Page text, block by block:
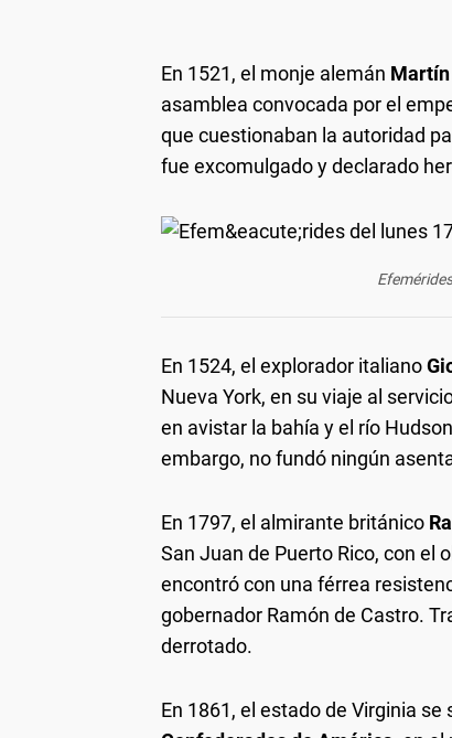
En 1521, el monje alemán
asamblea convocada por el
que cuestionaban la autoridad
fue excomulgado y declarado
En 1524, el explorador italiano
Nueva York, en su viaje al
en avistar la bahía y el río
embargo, no fundó ningún
En 1797, el almirante británico
San Juan de Puerto Rico, con el
encontró con una férrea
gobernador Ramón de Castro.
derrotado.
En 1861, el estado de Virginia